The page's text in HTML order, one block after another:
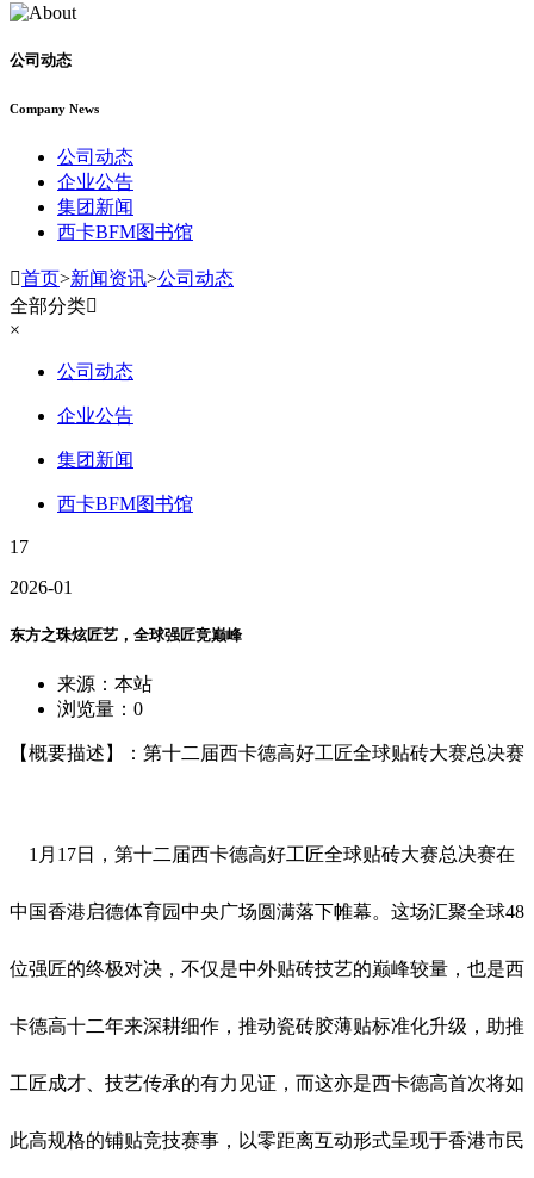
公司动态
Company News
公司动态
企业公告
集团新闻
西卡BFM图书馆
首页>新闻资讯>公司动态
全部分类
×
公司动态
企业公告
集团新闻
西卡BFM图书馆
17
2026-01
东方之珠炫匠艺，全球强匠竞巅峰
来源：本站
浏览量： 0
【概要描述】：第十二届西卡德高好工匠全球贴砖大赛总决赛
1月17日，第十二届西卡德高好工匠全球贴砖大赛总决赛在
中国香港启德体育园中央广场圆满落下帷幕。这场汇聚全球48
位强匠的终极对决，不仅是中外贴砖技艺的巅峰较量，也是西
卡德高十二年来深耕细作，推动瓷砖胶薄贴标准化升级，助推
工匠成才、技艺传承的有力见证，而这亦是西卡德高首次将如
此高规格的铺贴竞技赛事，以零距离互动形式呈现于香港市民